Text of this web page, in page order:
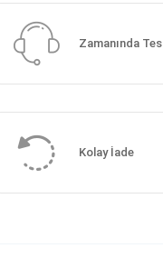
Zamanında
Kolay İade